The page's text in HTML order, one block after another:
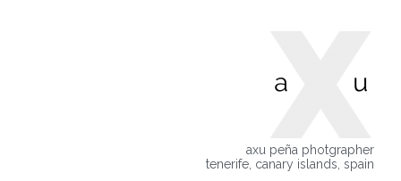
axu peña photgrapher
tenerife, canary islands, spain